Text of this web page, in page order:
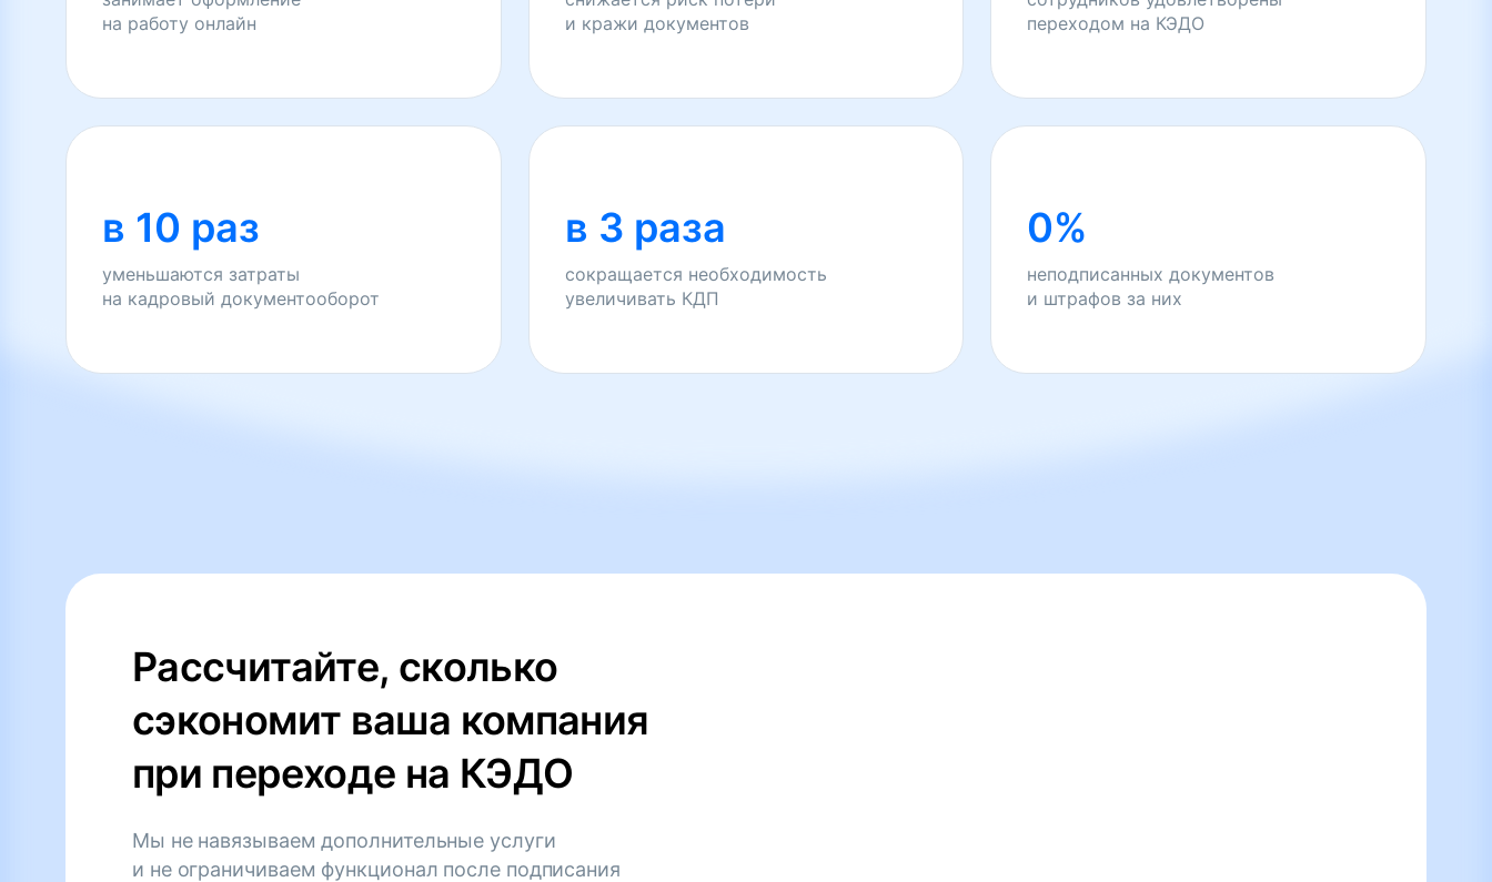
на работу онлайн
и кражи документов
переходом на КЭДО
в 10 раз
уменьшаются затраты
на кадровый документооборот
в 3 раза
сокращается необходимость
увеличивать КДП
0%
неподписанных документов
и штрафов за них
Рассчитайте, сколько
сэкономит ваша компания
при переходе на КЭДО
Мы не навязываем дополнительные услуги
и не ограничиваем функционал после подписания